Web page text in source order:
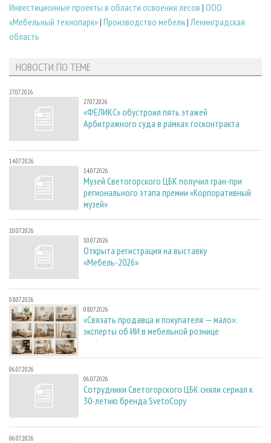
Инвестиционные проекты в области освоения лесов | ООО
«Мебельный технопарк»| Производство мебели |Ленинградская
область
НОВОСТИ ПО ТЕМЕ
27.07.2026
27.07.2026
«ФЕЛИКС» обустроил пять этажей
Арбитражного суда в рамках госконтракта
14.07.2026
14.07.2026
Музей Светогорского ЦБК получил гран-при
регионального этапа премии «Корпоративный
музей»
10.07.2026
10.07.2026
Открыта регистрация на выставку
«Мебель-2026»
08.07.2026
08.07.2026
«Связать продавца и покупателя — мало»:
эксперты об ИИ в мебельной рознице
06.07.2026
06.07.2026
Сотрудники Светогорского ЦБК сняли сериал к
30-летию бренда SvetoCopy
06.07.2026